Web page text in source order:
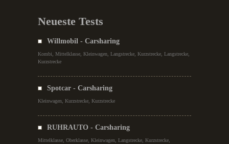
Neueste Tests
Willmobil - Carsharing
Kombi, Mittelklasse, Kleinwagen, Langstrecke, Kurzstrecke, Langstrecke,
Kurzstrecke
Spotcar - Carsharing
Kleinwagen, Kurzstrecke, Kurzstrecke
RUHRAUTO - Carsharing
Mittelklasse, Oberklasse, Kleinwagen, Langstrecke, Kurzstrecke,